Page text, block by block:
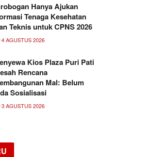
Hanya Ajukan
Tenaga Kesehatan
Teknis untuk CPNS 2026
4 AGUSTUS 2026
Kios Plaza Puri Pati
Rencana
Mal: Belum
Sosialisasi
3 AGUSTUS 2026